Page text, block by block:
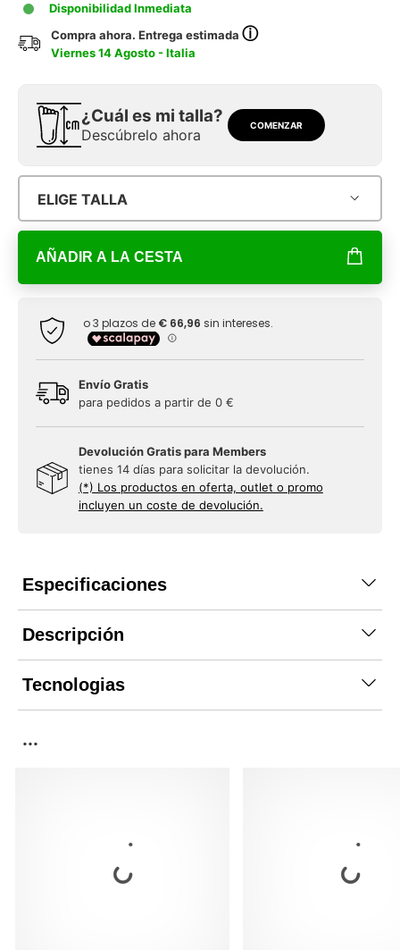
Disponibilidad Inmediata
Compra ahora. Entrega estimadaⓘ
Viernes 14 Agosto - Italia
¿Cuál es mi talla?
Descúbrelo ahora
COMENZAR
ELIGE TALLA
AÑADIR A LA CESTA
Envío Gratis
para pedidos a partir de 0 €
Devolución Gratis para Members
tienes 14 días para solicitar la devolución.
(*) Los productos en oferta, outlet o promo
incluyen un coste de devolución.
Especificaciones
Descripción
Tecnologias
...